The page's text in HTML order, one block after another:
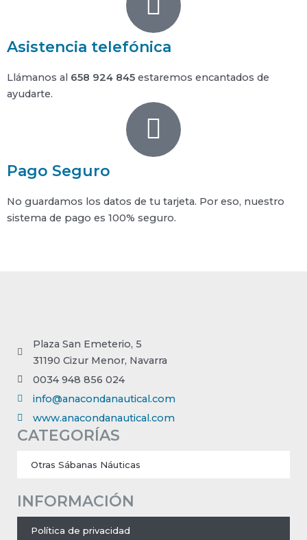
Asistencia telefónica
Llámanos al 658 924 845 estaremos encantados de
ayudarte.
Pago Seguro
No guardamos los datos de tu tarjeta. Por eso, nuestro
sistema de pago es 100% seguro.
Plaza San Emeterio, 5
31190 Cizur Menor, Navarra
0034 948 856 024
info@anacondanautical.com
www.anacondanautical.com
CATEGORÍAS
Otras Sábanas Náuticas
INFORMACIÓN
Política de privacidad